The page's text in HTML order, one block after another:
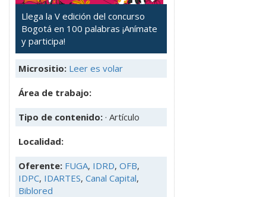
Llega la V edición del concurso
Bogotá en 100 palabras ¡Anímate
y participa!
Micrositio: Leer es volar
Área de trabajo:
Tipo de contenido: · Artículo
Localidad:
Oferente: FUGA, IDRD, OFB,
IDPC, IDARTES, Canal Capital,
Biblored